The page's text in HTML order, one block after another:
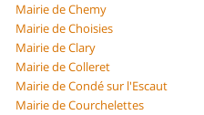
Mairie de Chemy
Mairie de Choisies
Mairie de Clary
Mairie de Colleret
Mairie de Condé sur l'Escaut
Mairie de Courchelettes